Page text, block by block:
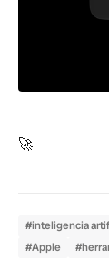
🚀
#inteligencia
#Apple